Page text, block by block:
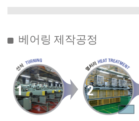
베어링 제작공정